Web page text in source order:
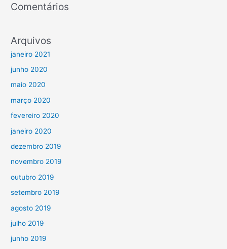
Comentários
Arquivos
janeiro 2021
junho 2020
maio 2020
março 2020
fevereiro 2020
janeiro 2020
dezembro 2019
novembro 2019
outubro 2019
setembro 2019
agosto 2019
julho 2019
junho 2019